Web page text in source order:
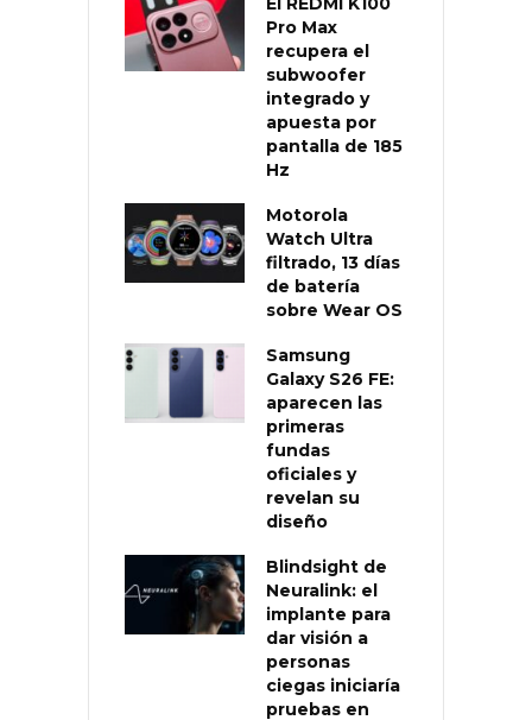
Pro Max
recupera el
subwoofer
integrado y
apuesta por
pantalla de 185
Hz
Motorola
Watch Ultra
filtrado, 13 días
de batería
sobre Wear OS
Samsung
Galaxy S26 FE:
aparecen las
primeras
fundas
oficiales y
revelan su
diseño
Blindsight de
Neuralink: el
implante para
dar visión a
personas
ciegas iniciaría
pruebas en